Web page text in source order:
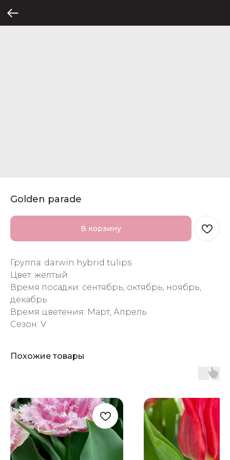
Golden parade
В корзину
Группа: darwin hybrid tulips
Цвет: желтый
Время посадки: сентябрь, октябрь, ноябрь,
декабрь
Время цветения: Март, Апрель
Сезон: V
Похожие товары